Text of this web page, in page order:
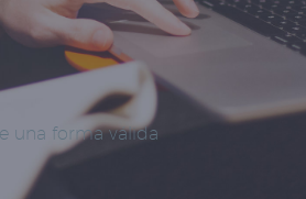
una forma válida